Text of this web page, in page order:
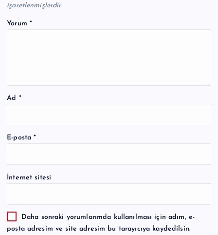
işaretlenmişlerdir
Yorum *
Ad *
E-posta*
İnternet sitesi
Daha sonraki yorumlarımda kullanılması için adım, e-
posta adresim ve site adresim bu tarayıcıya kaydedilsin.